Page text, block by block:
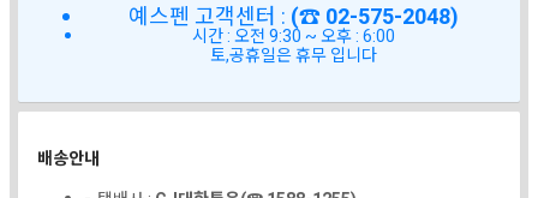
예스펜 고객센터 : (☎ 02-575-2048)
시간 : 오전 9:30 ~ 오후 : 6:00
토,공휴일은 휴무 입니다
배송안내